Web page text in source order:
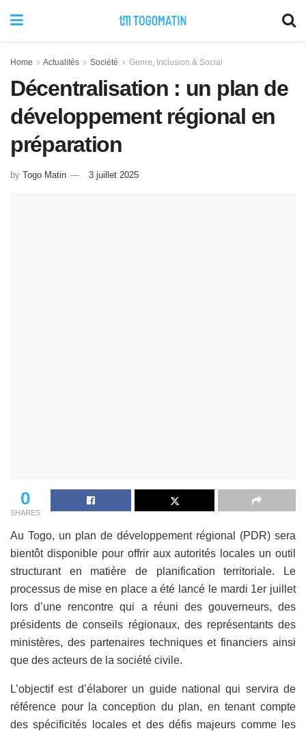
Home Actualités Société Genre, Inclusion & Social
Décentralisation : un plan de
développement régional en
préparation
by Togo Matin 3 juillet 2025
0
SHARES
Au Togo, un plan de développement régional (PDR) sera
bientôt disponible pour offrir aux autorités locales un outil
structurant en matière de planification territoriale. Le
processus de mise en place a été lancé le mardi 1er juillet
lors d’une rencontre qui a réuni des gouverneurs, des
présidents de conseils régionaux, des représentants des
ministères, des partenaires techniques et financiers ainsi
que des acteurs de la société civile.
L’objectif est d’élaborer un guide national qui servira de
référence pour la conception du plan, en tenant compte
des spécificités locales et des défis majeurs comme les